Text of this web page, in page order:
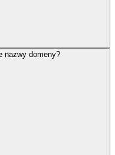
nazwy domeny?